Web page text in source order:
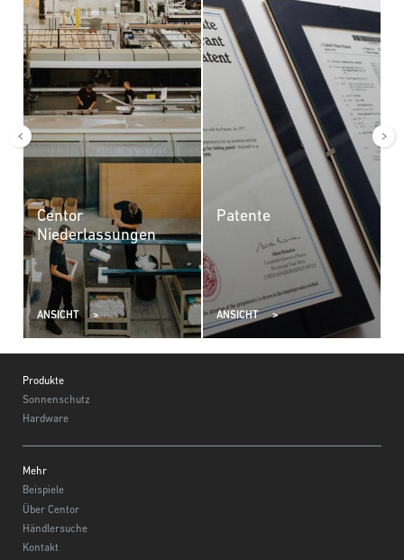
Centor
Niederlassungen
ANSICHT
Patente
ANSICHT
Produkte
Sonnenschutz
Hardware
Mehr
Beispiele
Über Centor
Händlersuche
Kontakt